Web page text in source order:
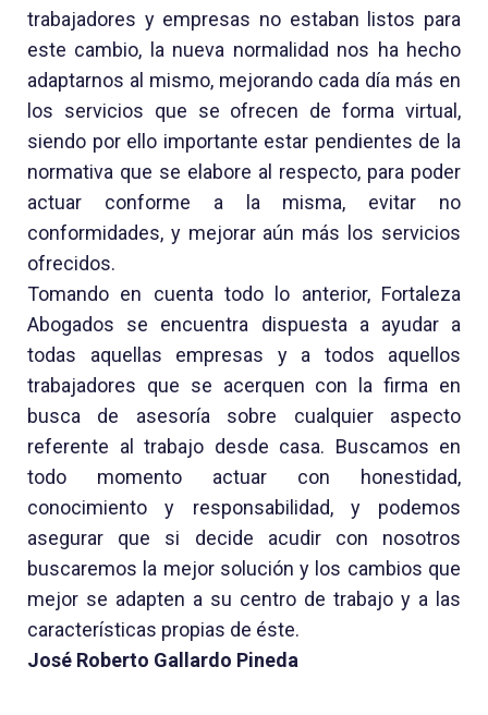
trabajadores y empresas no estaban listos para
este cambio, la nueva normalidad nos ha hecho
adaptarnos al mismo, mejorando cada día más en
los servicios que se ofrecen de forma virtual,
siendo por ello importante estar pendientes de la
normativa que se elabore al respecto, para poder
actuar conforme a la misma, evitar no
conformidades, y mejorar aún más los servicios
ofrecidos.
Tomando en cuenta todo lo anterior, Fortaleza
Abogados se encuentra dispuesta a ayudar a
todas aquellas empresas y a todos aquellos
trabajadores que se acerquen con la firma en
busca de asesoría sobre cualquier aspecto
referente al trabajo desde casa. Buscamos en
todo momento actuar con honestidad,
conocimiento y responsabilidad, y podemos
asegurar que si decide acudir con nosotros
buscaremos la mejor solución y los cambios que
mejor se adapten a su centro de trabajo y a las
características propias de éste.
José Roberto Gallardo Pineda